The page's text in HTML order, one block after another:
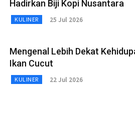
Hadirkan Biji Kopi Nusantara
KULINER 25 Jul 2026
Mengenal Lebih Dekat
Ikan Cucut
KULINER 22 Jul 2026